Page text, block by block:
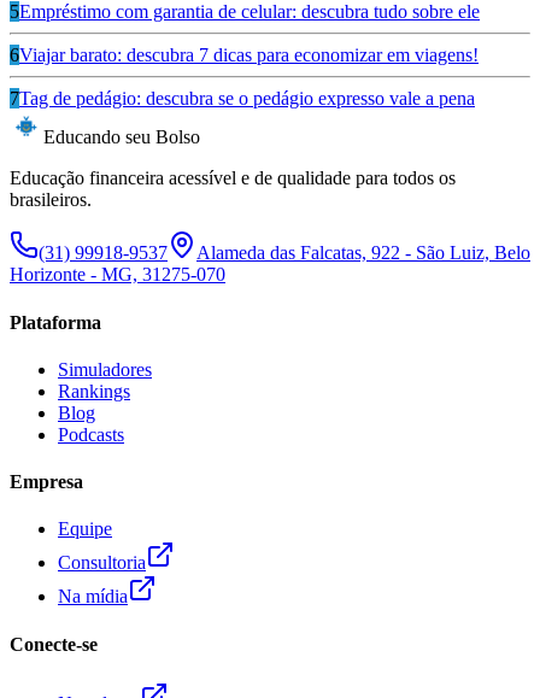
5Empréstimo com garantia de celular: descubra tudo sobre ele
6Viajar barato: descubra 7 dicas para economizar em viagens!
7Tag de pedágio: descubra se o pedágio expresso vale a pena
Educando seu Bolso
Educação financeira acessível e de qualidade para todos os
brasileiros.
(31) 99918-9537
Alameda das Falcatas, 922 - São Luiz, Belo
Horizonte - MG, 31275-070
Plataforma
Simuladores
Rankings
Blog
Podcasts
Empresa
Equipe
Consultoria
Na mídia
Conecte-se